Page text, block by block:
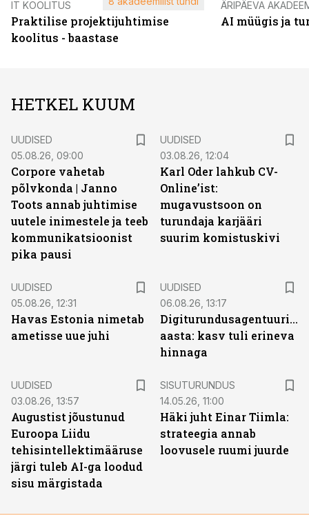
IT KOOLITUS
Praktilise projektijuhtimise
koolitus - baastase
ÄRIPÄEVA
AI müügis ja
HETKEL KUUM
UUDISED
05.08.26, 09:00
Corpore vahetab
põlvkonda | Janno
Toots annab juhtimise
uutele inimestele ja teeb
kommunikatsioonist
pika pausi
UUDISED
03.08.26, 12:04
Karl Oder lahkub CV-
Online’ist:
mugavustsoon on
turundaja karjääri
suurim komistuskivi
UUDISED
05.08.26, 12:31
Havas Estonia nimetab
ametisse uue juhi
UUDISED
06.08.26, 13:17
Digiturundusagentuuride
aasta: kasv tuli erineva
hinnaga
UUDISED
03.08.26, 13:57
Augustist jõustunud
Euroopa Liidu
tehisintellektimääruse
järgi tuleb AI-ga loodud
sisu märgistada
SISUTURUNDUS
14.05.26, 11:00
Häki juht Einar Tiimla:
strateegia annab
loovusele ruumi juurde